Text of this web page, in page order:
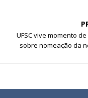
UFSC vive momento
sobre nomeação da